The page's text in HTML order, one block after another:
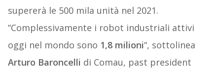
supererà le 500 mila unità nel 2021.
“Complessivamente i robot industriali attivi
oggi nel mondo sono 1,8 milioni“, sottolinea
Arturo Baroncelli di Comau, past president